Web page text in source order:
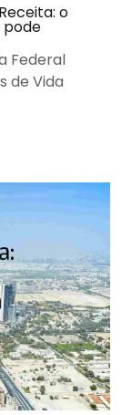
o
pode
Federal
de Vida